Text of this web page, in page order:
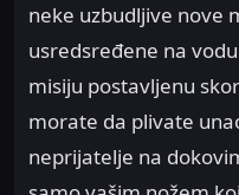
neke uzbudljive nove
usredsređene na
misiju postavljenu
morate da plivate
neprijatelje na